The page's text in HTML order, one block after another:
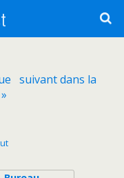
suivant dans la